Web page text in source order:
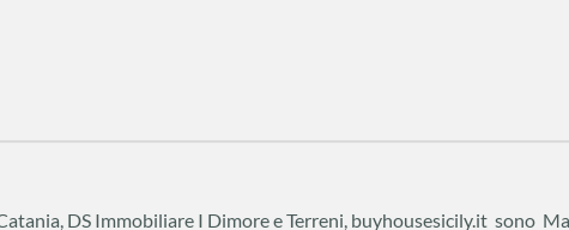
DS Immobiliare I Dimore e Terreni, buyhousesicily.it sono